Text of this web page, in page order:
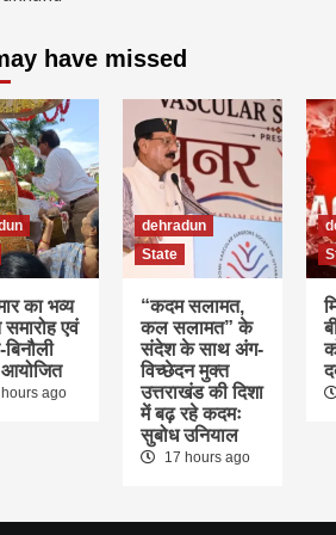
have missed
का भव्य
समारोह एवं
आयोजित
ago
dehradun
State
“कदम सलामत,
कल सलामत” के
संदेश के साथ अंग-
विच्छेदन मुक्त
उत्तराखंड की दिशा
में बढ़ रहे कदमः
सुबोध उनियाल
17 hours ago